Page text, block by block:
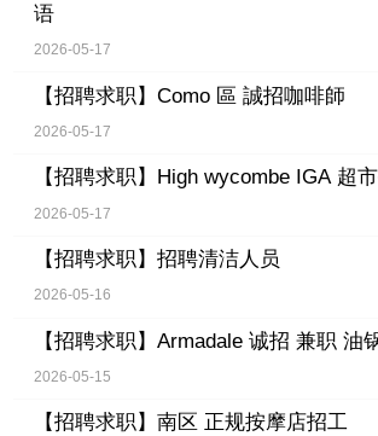
语
2026-05-17
【招聘求职】 Como 區 誠招咖啡師
2026-05-17
【招聘求职】 High wycombe IGA 超
2026-05-17
【招聘求职】 招聘清洁人员
2026-05-16
【招聘求职】 Armadale 诚招 兼职 油
2026-05-15
【招聘求职】 南区 正规按摩店招工